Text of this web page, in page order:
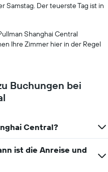
Samstag. Der teuerste Tag ist in
Shanghai Central
Ihre Zimmer hier in der Regel
Buchungen bei
Central?
ist die Anreise und